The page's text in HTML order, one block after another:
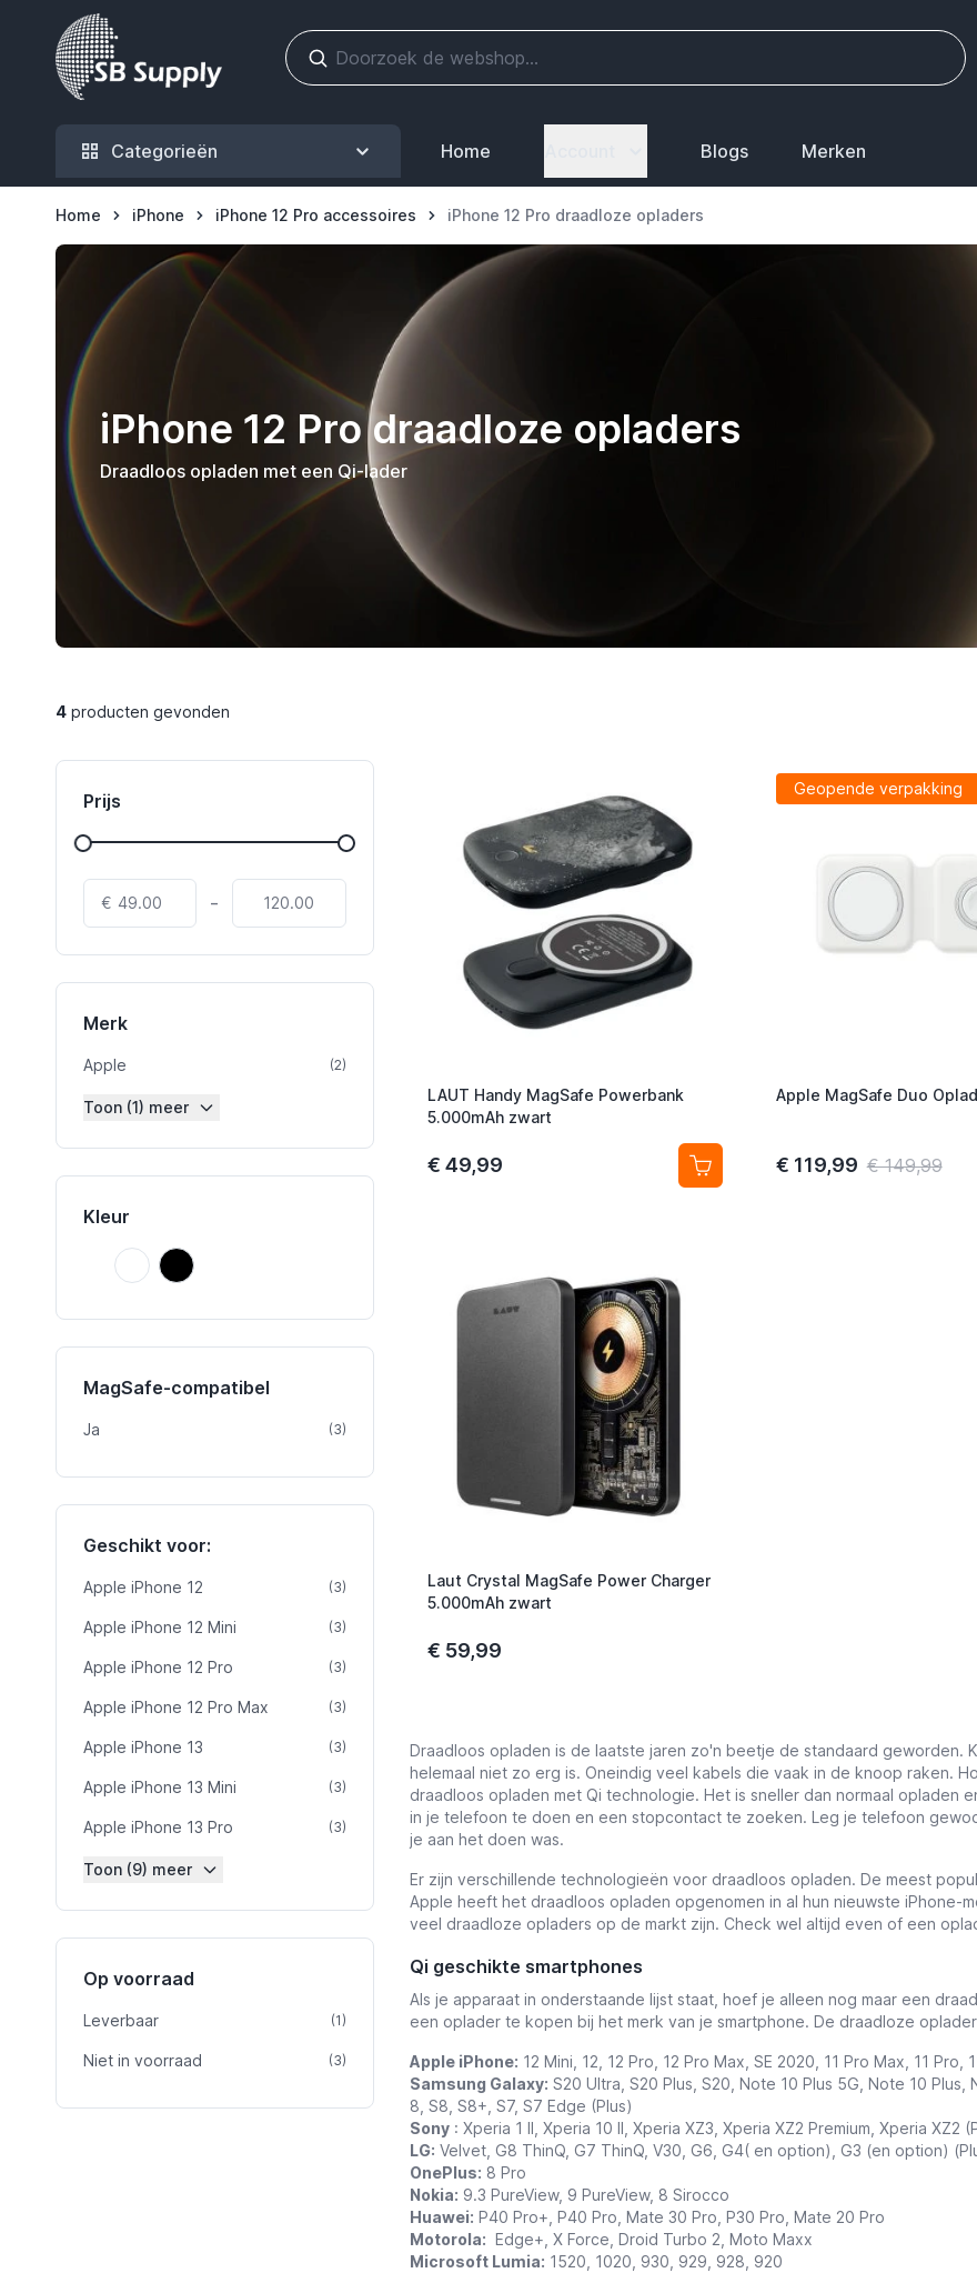
Ga naar de inhoud
Categorieën Home Blogs Merken
Home iPhone iPhone 12 Pro accessoires iPhone 12 Pro draadloze opladers
iPhone 12 Pro draadloze opladers
Draadloos opladen met een Qi-lader
4producten gevonden
Prijs
€ -
Merk
Apple (2)product
Toon (1) meer
Kleur
Wit
Wit Zwart
Zwart
MagSafe-compatibel
Ja (3)product
Geschikt voor:
Apple iPhone 12 (3)product
Apple iPhone 12 Mini (3)product
Apple iPhone 12 Pro (3)product
Apple iPhone 12 Pro Max (3)product
Apple iPhone 13 (3)product
Apple iPhone 13 Mini (3)product
Apple iPhone 13 Pro (3)product
Toon (9) meer
Op voorraad
Leverbaar (1)product
Niet in voorraad (3)product
LAUT Handy MagSafe Powerbank
5.000mAh zwart
€ 49,99
Geopende verpakking
Apple MagSafe Duo
€ 119,99 € 149,99
Laut Crystal MagSafe Power Charger
5.000mAh zwart
€ 59,99
Draadloos opladen is de laatste jaren zo'n beetje de standaard geworden.
helemaal niet zo erg is. Oneindig veel kabels die vaak in de knoop raken.
draadloos opladen met Qi technologie. Het is sneller dan normaal
in je telefoon te doen en een stopcontact te zoeken. Leg je telefoon
je aan het doen was.
Er zijn verschillende technologieën voor draadloos opladen. De meest
Apple heeft het draadloos opladen opgenomen in al hun nieuwste iPhone-
veel draadloze opladers op de markt zijn. Check wel altijd even of een
Qi geschikte smartphones
Als je apparaat in onderstaande lijst staat, hoef je alleen nog maar een
een oplader te kopen bij het merk van je smartphone. De draadloze
Apple iPhone: 12 Mini, 12, 12 Pro, 12 Pro Max, SE 2020, 11 Pro Max, 11 Pro,
Samsung Galaxy: S20 Ultra, S20 Plus, S20, Note 10 Plus 5G, Note 10
8, S8, S8+, S7, S7 Edge (Plus)
Sony: Xperia 1 II, Xperia 10 II, Xperia XZ3, Xperia XZ2 Premium, Xperia XZ2
LG: Velvet, G8 ThinQ, G7 ThinQ, V30, G6, G4( en option), G3 (en option)
OnePlus: 8 Pro
Nokia: 9.3 PureView, 9 PureView, 8 Sirocco
Huawei: P40 Pro+, P40 Pro, Mate 30 Pro, P30 Pro, Mate 20 Pro
Motorola: Edge+, X Force, Droid Turbo 2, Moto Maxx
Microsoft Lumia: 1520, 1020, 930, 929, 928, 920